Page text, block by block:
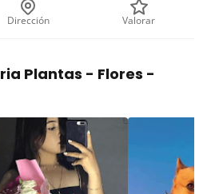
Dirección Valorar
Plantas - Flores -